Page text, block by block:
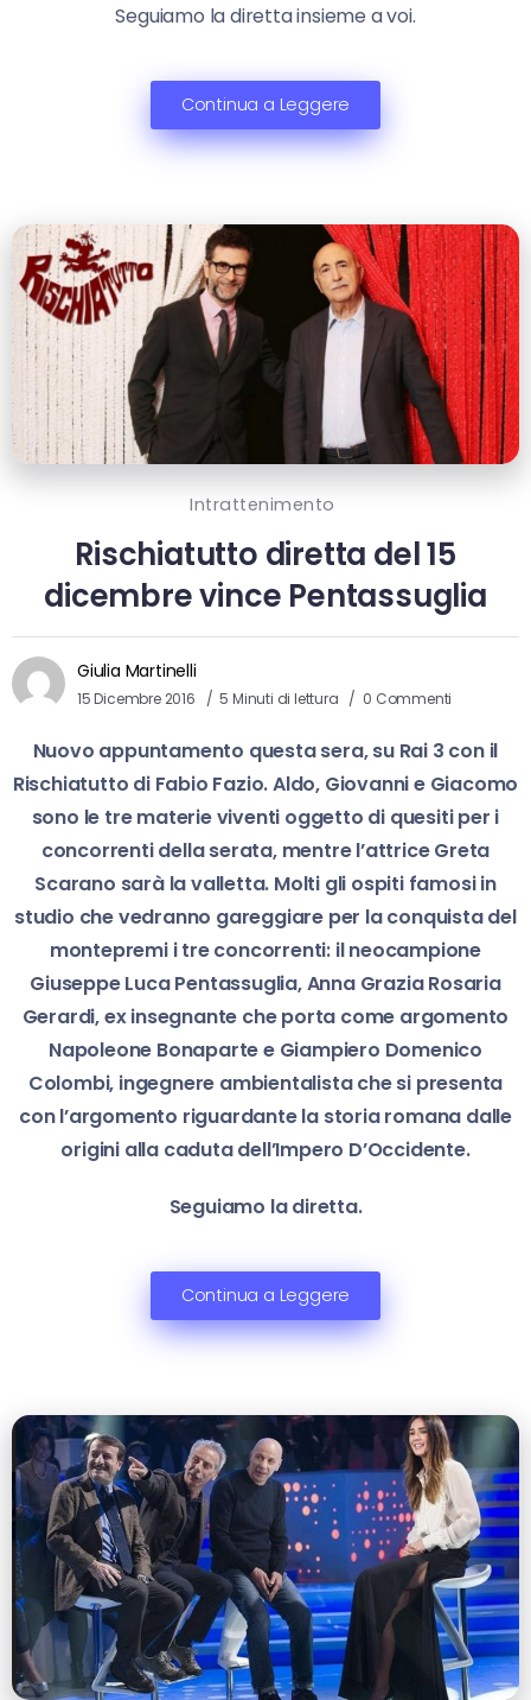
Seguiamo la diretta insieme a voi.
Continua a Leggere
Intrattenimento
Rischiatutto diretta del 15
dicembre vince Pentassuglia
Giulia Martinelli
15 Dicembre 2016 5 Minuti di lettura 0 Commenti
Nuovo appuntamento questa sera, su Rai 3 con il
Rischiatutto di Fabio Fazio. Aldo, Giovanni e Giacomo
sono le tre materie viventi oggetto di quesiti per i
concorrenti della serata, mentre l’attrice Greta
Scarano sarà la valletta. Molti gli ospiti famosi in
studio che vedranno gareggiare per la conquista del
montepremi i tre concorrenti: il neocampione
Giuseppe Luca Pentassuglia, Anna Grazia Rosaria
Gerardi, ex insegnante che porta come argomento
Napoleone Bonaparte e Giampiero Domenico
Colombi, ingegnere ambientalista che si presenta
con l’argomento riguardante la storia romana dalle
origini alla caduta dell’Impero D’Occidente.
Seguiamo la diretta.
Continua a Leggere